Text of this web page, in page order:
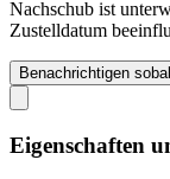
Nachschub ist
Zustelldatum
Benachrichtigen
Eigenschaften